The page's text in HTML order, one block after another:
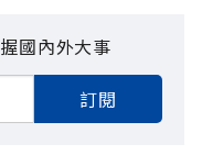
國內外大事
訂閱